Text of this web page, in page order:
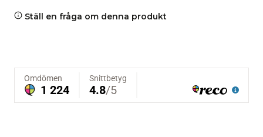
Ställ en fråga om denna produkt